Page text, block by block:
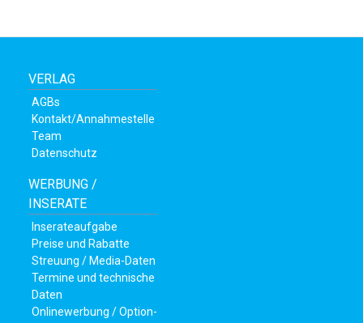
VERLAG
AGBs
Kontakt/Annahmestelle
Team
Datenschutz
WERBUNG /
INSERATE
Inserateaufgabe
Preise und Rabatte
Streuung / Media-Daten
Termine und technische
Daten
Onlinewerbung / Option-